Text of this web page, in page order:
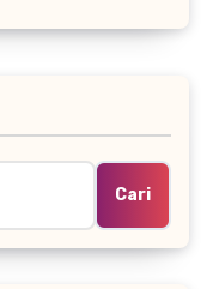
Cari